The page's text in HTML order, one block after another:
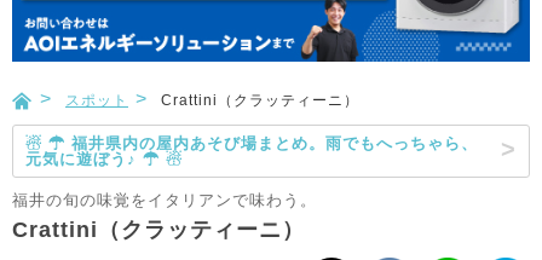
スポット Crattini（クラッティーニ）
☃ ☂ 福井県内の屋内あそび場まとめ。雨でもへっちゃら、
元気に遊ぼう♪ ☂ ☃
福井の旬の味覚をイタリアンで味わう。
Crattini（クラッティーニ）